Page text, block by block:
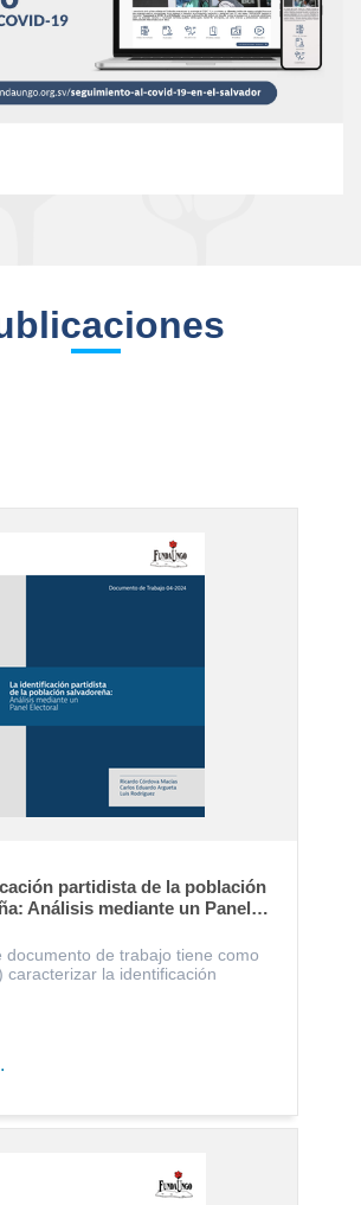
partidista de la población
Análisis mediante un Panel
documento de trabajo tiene como
caracterizar la identificación